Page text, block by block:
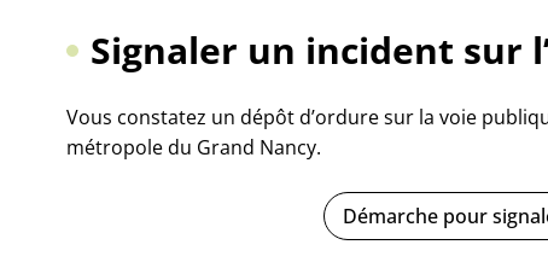
Signaler un incident sur
Vous constatez un dépôt d’ordure sur la voie
métropole du Grand Nancy.
Démarche pour